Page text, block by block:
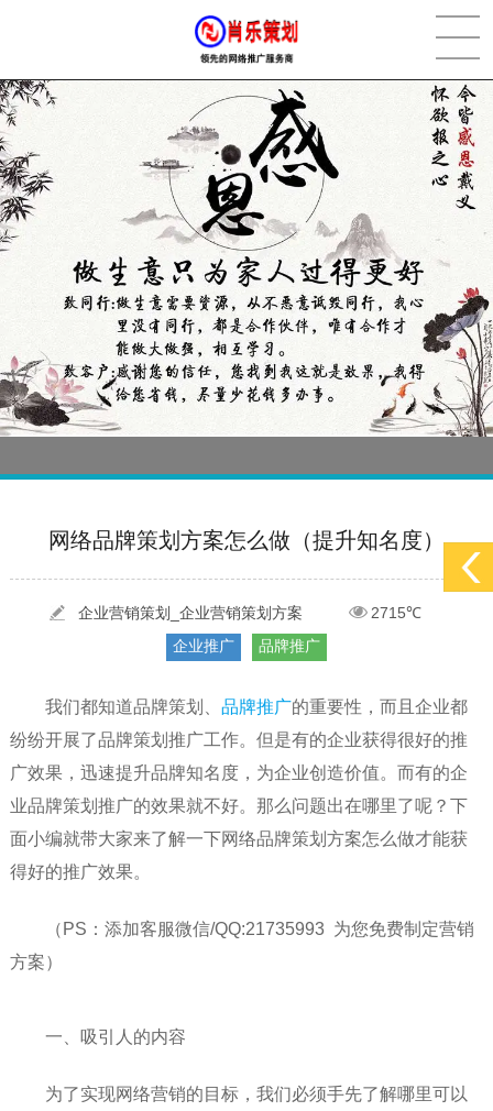
实体门店如何做网络推广吸引客户，实体店网络营销技巧... 更多 >
[2022-05-04] 污水处理设备厂家产品如何做网络推广（污水处理项目网... 更多 >
[2022-03-27] 疫情当下公司企业品牌网络营销策划推广怎么做，国内知... 更多 >
污水处理设备厂家产品如何做网络推广（污水处理项目网...
更多 >
网络品牌策划方案怎么做（提升知名度）
企业营销策划_企业营销策划方案
2715℃
企业推广
品牌推广
我们都知道品牌策划、 品牌推广的重要性，而且企业都
纷纷开展了品牌策划推广工作。但是有的企业获得很好的推
广效果，迅速提升品牌知名度，为企业创造价值。而有的企
业品牌策划推广的效果就不好。那么问题出在哪里了呢？下
面小编就带大家来了解一下网络品牌策划方案怎么做才能获
得好的推广效果。
（PS：添加客服微信/QQ:21735993 为您免费制定营销
方案）
一、吸引人的内容
为了实现网络营销的目标，我们必须手先了解哪里可以